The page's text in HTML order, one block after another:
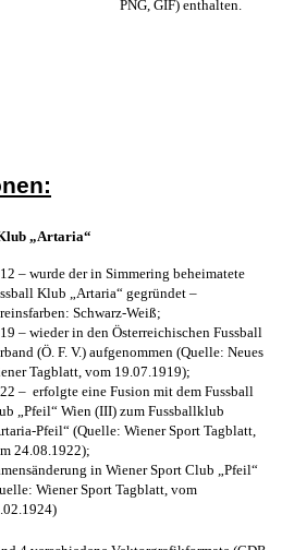
PNG, GIF) enthalten.
„Artaria“
– wurde der in Simmering beheimatete
Klub „Artaria“ gegründet –
Schwarz-Weiß;
– wieder in den Österreichischen Fussball
(Ö. F. V.) aufgenommen (Quelle: Neues
Tagblatt, vom 19.07.1919);
– erfolgte eine Fusion mit dem Fussball
„Pfeil“ Wien (III) zum Fussballklub
Pfeil“ (Quelle: Wiener Sport Tagblatt,
24.08.1922);
in Wiener Sport Club „Pfeil“
Wiener Sport Tagblatt, vom